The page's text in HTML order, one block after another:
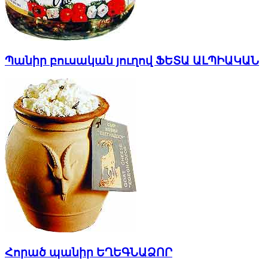
Պանիր բուսական յուղով ՖԵՏԱ ԱԼՊԻԱԿԱՆ
Հորած պանիր ԵՂԵԳՆԱՁՈՐ